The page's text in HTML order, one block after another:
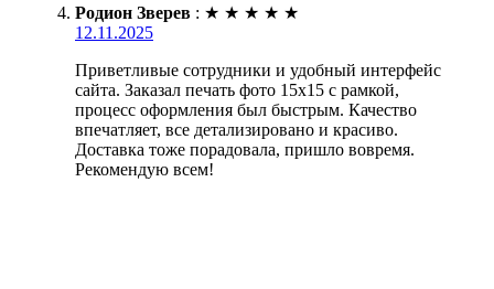
Родион Зверев : ★ ★ ★ ★ ★
12.11.2025
Приветливые сотрудники и удобный интерфейс
сайта. Заказал печать фото 15х15 с рамкой,
процесс оформления был быстрым. Качество
впечатляет, все детализировано и красиво.
Доставка тоже порадовала, пришло вовремя.
Рекомендую всем!